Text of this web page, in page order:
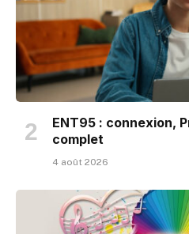
ENT95 : connexion,
complet
4 août 2026